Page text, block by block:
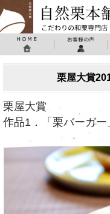
栗屋大賞
栗屋大賞
作品1．「栗バーガー